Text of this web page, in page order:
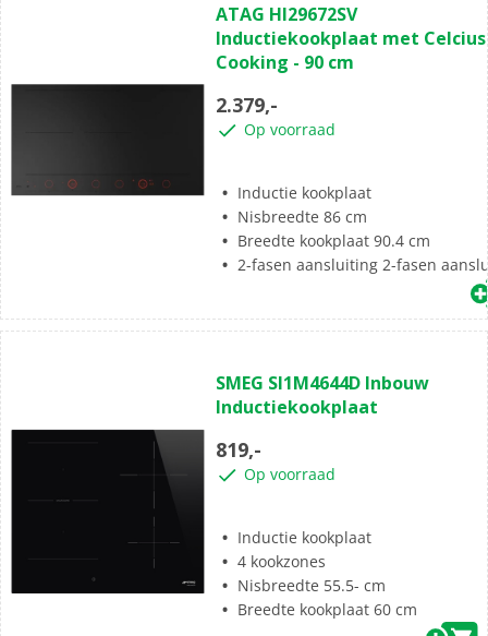
van
de
5
ATAG HI29672SV
Inductiekookplaat met Celcius
Cooking - 90 cm
2.379,-
Op voorraad
Inductie kookplaat
Nisbreedte 86 cm
Breedte kookplaat 90.4 cm
2-fasen aansluiting 2-fasen
van
de
sterren.
SMEG SI1M4644D Inbouw
Inductiekookplaat
819,-
Op voorraad
Inductie kookplaat
4 kookzones
Nisbreedte 55.5- cm
Breedte kookplaat 60 cm